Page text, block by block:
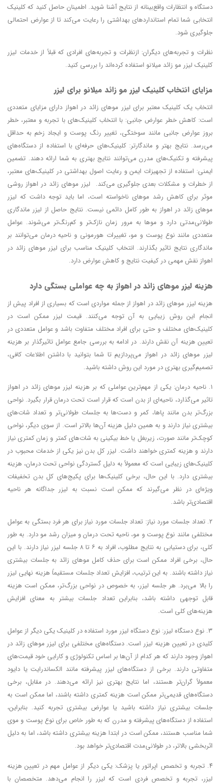
دستگاه و انتظارات واقع‌بینانه از نتایج آشنا شوید. اطمینان حاصل کنید که کلینیک
انتخابی شما تمام استانداردهای بهداشتی را رعایت می‌کند تا از عوارض احتمالی
جلوگیری شود.
نظرات و تجربه‌های دیگران: ازنظرات و تجربه‌های افرادی که قبلاً از خدمات لیزر
کلینیک‌ لیزر مو زائد میلانو استفاده کرده‌اند را بررسی کنید.
مزایای انتخاب کلینیک‌ لیزر مو زائد میلانو برای لیزر
انتخاب یک کلینیک معتبر برای لیزر موهای زائد در اهواز دارای مزایای متعددی
است: کاهش خطر عوارض جانبی: با انتخاب کلینیک‌های با تجربه و معتبر، خطر
بروز عوارض جانبی مانند سوختگی، تغییر رنگ پوست و ایجاد زخم به حداقل
می‌رسد. نتایج بهتر و ماندگارتر: کلینیک‌های حرفه‌ای با استفاده از دستگاه‌های
پیشرفته و تکنیک‌های مدرن می‌توانند نتایج بهتری به شما ارائه دهند. تضمین
ایمنی: استفاده از تجهیزات ایمن و رعایت اصول بهداشتی در کلینیک‌های معتبر،
از خطرات و مشکلات بعدی جلوگیری می‌کند. لیزر موهای زائد در اهواز روشی
موثر برای کاهش رشد موهای ناخواسته است، اما باید توجه داشت که لیزر
موهای زائد در اهواز به طور کامل دائمی نیست. نتایج حاصل از لیزر ماندگاری
طولانی‌مدتی دارد و موها به مرور زمان نازک‌تر و کم‌رنگ‌تر می‌شوند. عوامل
متعددی مانند نوع پوست و مو، تغییرات هورمونی و ناحیه درمان می‌توانند بر
ماندگاری نتایج تاثیر بگذارند. انتخاب کلینیک مناسب برای لیزر موهای زائد در
اهواز نقش مهمی در کیفیت نتایج و کاهش عوارض دارد.
هزینه لیزر موهای زائد در اهواز به چه عواملی بستگی دارد
هزینه لیزر موهای زائد در اهواز از جمله مواردی است که بسیاری از افراد پیش از
انجام این روش زیبایی به آن توجه می‌کنند. قیمت لیزر ممکن است در
کلینیک‌های مختلف و حتی برای افراد مختلف متفاوت باشد و عوامل متعددی در
تعیین هزینه آن نقش دارند. در ادامه به بررسی جامع عوامل تاثیرگذار بر هزینه
لیزر موهای زائد در اهواز می‌پردازیم تا شما بتوانید با داشتن اطلاعات کافی،
تصمیم‌گیری بهتری در مورد این روش داشته باشید.
۱. ناحیه درمان: یکی از مهم‌ترین عواملی که بر هزینه لیزر موهای زائد در اهواز
تاثیر می‌گذارد، ناحیه‌ای از بدن است که قرار است تحت درمان قرار بگیرد. نواحی
بزرگ‌تر بدن مانند پاها، کمر و دست‌ها به جلسات طولانی‌تر و تعداد شات‌های
بیشتری نیاز دارند و به همین دلیل هزینه آن‌ها بالاتر است. از سوی دیگر، نواحی
کوچک‌تر مانند صورت، زیربغل یا خط بیکینی به شات‌های کمتر و زمان کمتری نیاز
دارند و هزینه کمتری خواهند داشت. لیزر کل بدن نیز یکی از خدمات محبوب در
کلینیک‌های زیبایی است که معمولاً به دلیل گستردگی نواحی تحت درمان، هزینه
بیشتری دارد. با این حال، برخی کلینیک‌ها برای پکیج‌های کل بدن تخفیفات
ویژه‌ای در نظر می‌گیرند که ممکن است نسبت به لیزر جداگانه هر ناحیه
اقتصادی‌تر باشد.
۲. تعداد جلسات مورد نیاز: تعداد جلسات مورد نیاز برای هر فرد بستگی به عوامل
مختلفی مانند نوع پوست و مو، ناحیه تحت درمان و میزان رشد مو دارد. به طور
کلی، برای دستیابی به نتایج مطلوب، افراد به ۶ تا ۸ جلسه لیزر نیاز دارند. با این
حال، برخی افراد ممکن است برای حذف کامل موهای زائد به جلسات بیشتری
نیاز داشته باشند. به این ترتیب، افزایش تعداد جلسات مستقیماً هزینه نهایی لیزر
را بالا می‌برد. هر جلسه لیزر، به خصوص در نواحی بزرگ‌تر، ممکن است هزینه
قابل توجهی داشته باشد، بنابراین تعداد جلسات بیشتر به معنای افزایش
هزینه‌های کلی است.
۳. نوع دستگاه لیزر: نوع دستگاه لیزر مورد استفاده در کلینیک یکی دیگر از عوامل
کلیدی در تعیین هزینه لیزر است. دستگاه‌های مختلفی برای لیزر موهای زائد در
اهواز وجود دارند که هر کدام از آن‌ها بر اساس تکنولوژی و کارایی خود قیمت‌های
متفاوتی دارند. برخی از دستگاه‌های لیزر پیشرفته مانند الکساندرایت یا دایود
معمولاً گران‌تر هستند، اما نتایج بهتری نیز ارائه می‌دهند. در مقابل، برخی
دستگاه‌های قدیمی‌تر ممکن است هزینه کمتری داشته باشند، اما ممکن است به
جلسات بیشتری نیاز داشته باشید یا عوارض بیشتری تجربه کنید. بنابراین،
استفاده از دستگاه‌های پیشرفته و مدرن که به طور خاص برای نوع پوست و موی
شما مناسب هستند، ممکن است در ابتدا هزینه بیشتری داشته باشد، اما به دلیل
اثربخشی بالاتر، در طولانی‌مدت اقتصادی‌تر خواهد بود.
۴. تجربه و تخصص اپراتور یا پزشک: یکی دیگر از عوامل مهم در تعیین هزینه
لیزر، تجربه و تخصص فردی است که لیزر را انجام می‌دهد. متخصصان با